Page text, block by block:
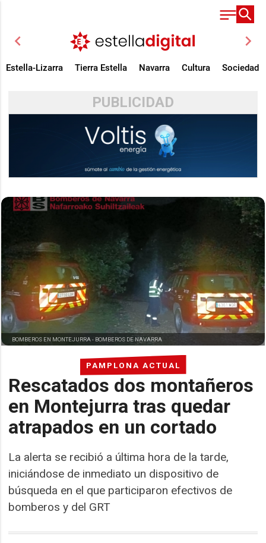
chevron_left chevron_right
Estella-Lizarra Tierra Estella Navarra Cultura Sociedad
PUBLICIDAD
PAMPLONA ACTUAL
Rescatados dos montañeros
en Montejurra tras quedar
atrapados en un cortado
La alerta se recibió a última hora de la tarde,
iniciándose de inmediato un dispositivo de
búsqueda en el que participaron efectivos de
bomberos y del GRT
BOMBEROS EN MONTEJURRA - BOMBEROS DE NAVARRA